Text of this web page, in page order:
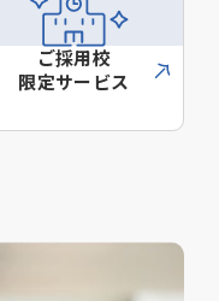
ご採用校
限定サービス